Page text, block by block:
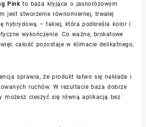
Pinkto baza kryjąca o jasnoróżowym
jest stworzenie równomiernej, trwałej
hybrydową – takiej, która podkreśla kolor i
wykończenie. Co ważne, brokatowe
całość pozostaje w klimacie delikatnego,
sprawia, że produkt łatwo się nakłada i
ruchów. W rezultacie baza dobrze
możesz cieszyć się równą aplikacją bez